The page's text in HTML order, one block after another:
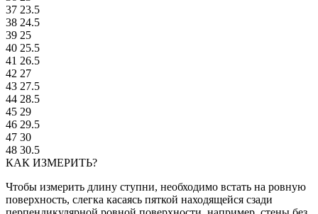
37 23.5
38 24.5
39 25
40 25.5
41 26.5
42 27
43 27.5
44 28.5
45 29
46 29.5
47 30
48 30.5
КАК ИЗМЕРИТЬ?
Чтобы измерить длину ступни, необходимо встать на ровную
поверхность, слегка касаясь пяткой находящейся сзади